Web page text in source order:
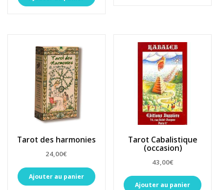
Tarot des harmonies
24,00€
Ajouter au panier
Tarot Cabalistique
(occasion)
43,00€
Ajouter au panier